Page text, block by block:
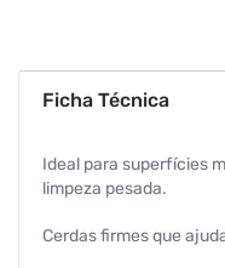
Ficha Técnica
Ideal para superfícies
limpeza pesada.
Cerdas firmes que